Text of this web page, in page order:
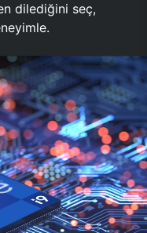
dilediğini seç,